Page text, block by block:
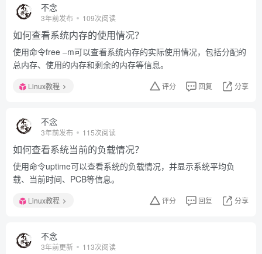
不念
3年前发布 109次阅读
如何查看系统内存的使用情况？
使用命令free –m可以查看系统内存的实际使用情况，包括分配的
总内存、使用的内存和剩余的内存等信息。
Linux教程 评分 回复 分享
不念
3年前发布 115次阅读
如何查看系统当前的负载情况？
使用命令uptime可以查看系统的负载情况，并显示系统平均负
载、当前时间、PCB等信息。
Linux教程 评分 回复 分享
不念
3年前更新 113次阅读